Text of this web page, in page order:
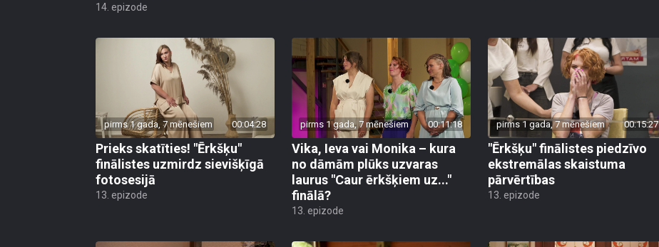
14. epizode
pirms 1 gada, 7 mēnešiem 00:04:28
Prieks skatīties! "Ērkšķu"
finālistes uzmirdz sievišķīgā
fotosesijā
13. epizode
pirms 1 gada, 7 mēnešiem 00:11:18
Vika, Ieva vai Monika – kura
no dāmām plūks uzvaras
laurus "Caur ērkšķiem uz..."
finālā?
13. epizode
pirms 1 gada, 7 mēnešiem 00:15:27
"Ērkšķu" finālistes piedzīvo
ekstremālas skaistuma
pārvērtības
13. epizode